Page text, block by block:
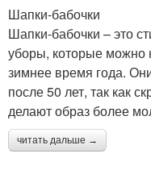
Шапки-бабочки
Шапки-бабочки – это
уборы, которые можно
зимнее время года.
после 50 лет, так как
делают образ более
читать дальше →